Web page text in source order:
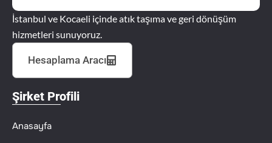
İstanbul ve Kocaeli içinde atık taşıma ve geri dönüşüm
hizmetleri sunuyoruz.
Hesaplama Aracı
Şirket Profili
Anasayfa